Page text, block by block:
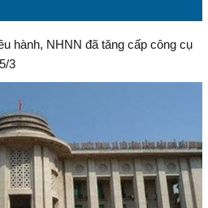
hành, NHNN đã tăng cấp công cụ
3